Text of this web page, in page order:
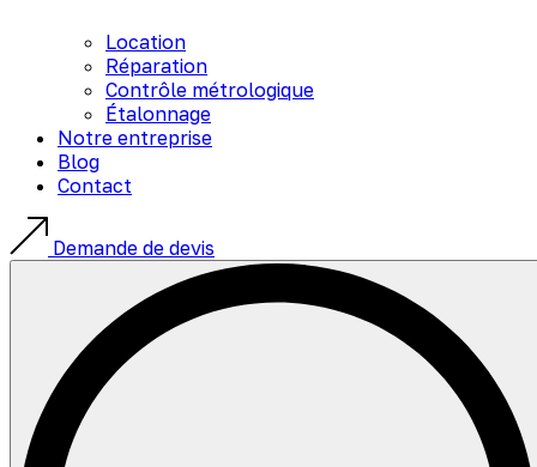
Location
Réparation
Contrôle métrologique
Étalonnage
Notre entreprise
Blog
Contact
Demande de devis